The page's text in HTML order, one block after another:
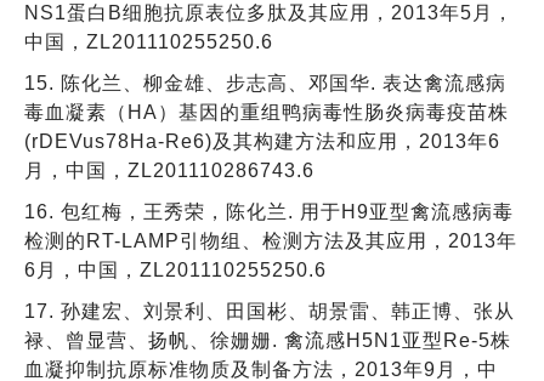
NS1蛋白B细胞抗原表位多肽及其应用，2013年5月，
中国，ZL201110255250.6
15. 陈化兰、柳金雄、步志高、邓国华. 表达禽流感病
毒血凝素（HA）基因的重组鸭病毒性肠炎病毒疫苗株
(rDEVus78Ha-Re6)及其构建方法和应用，2013年6
月，中国，ZL201110286743.6
16. 包红梅，王秀荣，陈化兰. 用于H9亚型禽流感病毒
检测的RT-LAMP引物组、检测方法及其应用，2013年
6月，中国，ZL201110255250.6
17. 孙建宏、刘景利、田国彬、胡景雷、韩正博、张从
禄、曾显营、扬帆、徐姗姗. 禽流感H5N1亚型Re-5株
血凝抑制抗原标准物质及制备方法，2013年9月，中